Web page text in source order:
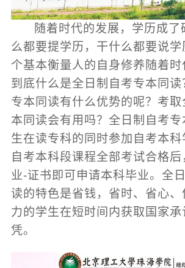
随着时代的发展，学历成了
么都要提学历，干什么都要说
个基本衡量人的自身修养随着
到底什么是全日制自考专本同
专本同读有什么优势的呢？考
本同读会有用吗？全日制自考
生在读专科的同时参加自考本
自考本科段课程全部考试合格
业-证书即可申请本科毕业。全
读的特色是省钱，省时、省心
力的学生在短时间内获取国家
凭。